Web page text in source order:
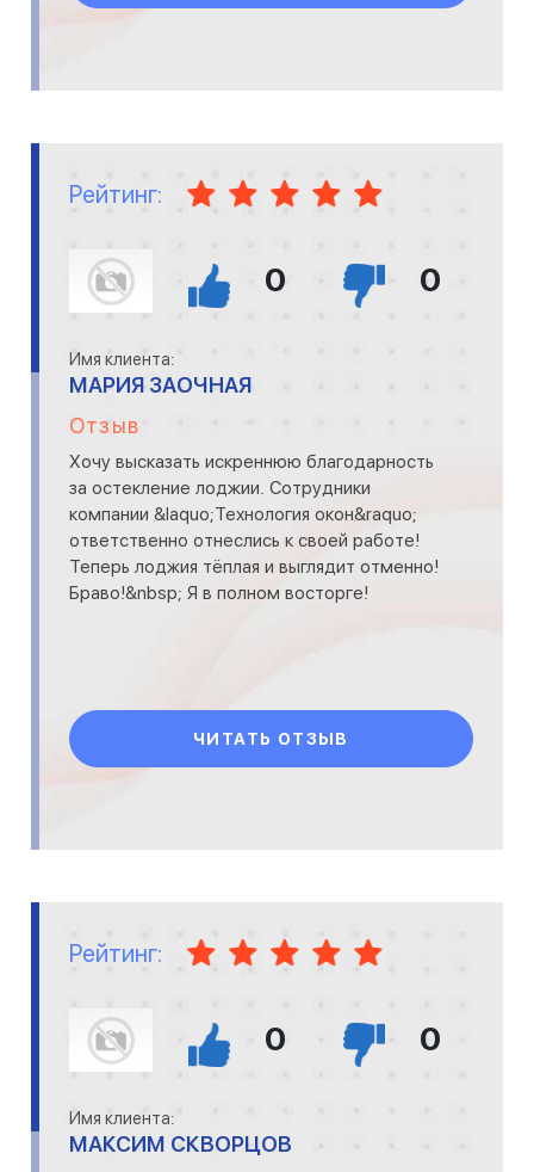
Рейтинг:
0 0
Имя клиента:
МАРИЯ ЗАОЧНАЯ
Отзыв
Хочу высказать искреннюю благодарность
за остекление лоджии. Сотрудники
компании &laquo;Технология окон&raquo;
ответственно отнеслись к своей работе!
Теперь лоджия тёплая и выглядит отменно!
Браво!&nbsp; Я в полном восторге!
ЧИТАТЬ ОТЗЫВ
Рейтинг:
0 0
Имя клиента:
МАКСИМ СКВОРЦОВ